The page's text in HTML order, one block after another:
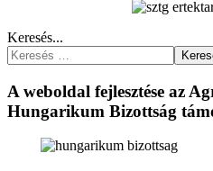
Keresés...
A weboldal fejlesztése az
Hungarikum Bizottság